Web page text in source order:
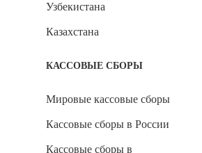
Узбекистана
Казахстана
КАССОВЫЕ СБОРЫ
Мировые кассовые сборы
Кассовые сборы в России
Кассовые сборы в